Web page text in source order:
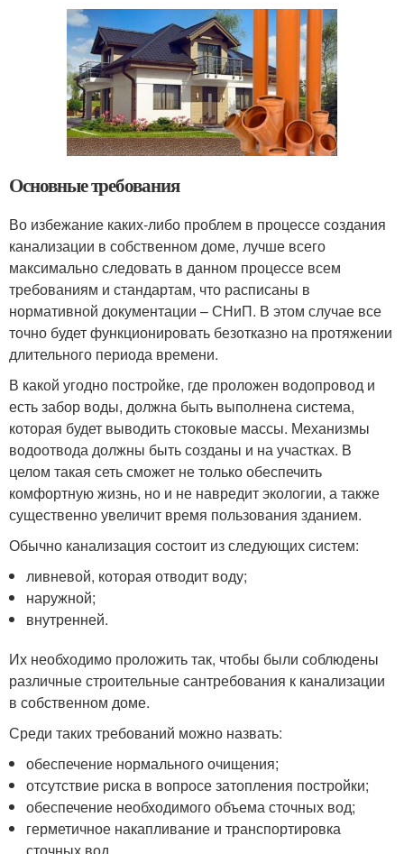
Основные требования
Во избежание каких-либо проблем в процессе создания
канализации в собственном доме, лучше всего
максимально следовать в данном процессе всем
требованиям и стандартам, что расписаны в
нормативной документации – СНиП. В этом случае все
точно будет функционировать безотказно на протяжении
длительного периода времени.
В какой угодно постройке, где проложен водопровод и
есть забор воды, должна быть выполнена система,
которая будет выводить стоковые массы. Механизмы
водоотвода должны быть созданы и на участках. В
целом такая сеть сможет не только обеспечить
комфортную жизнь, но и не навредит экологии, а также
существенно увеличит время пользования зданием.
Обычно канализация состоит из следующих систем:
ливневой, которая отводит воду;
наружной;
внутренней.
Их необходимо проложить так, чтобы были соблюдены
различные строительные сантребования к канализации
в собственном доме.
Среди таких требований можно назвать:
обеспечение нормального очищения;
отсутствие риска в вопросе затопления постройки;
обеспечение необходимого объема сточных вод;
герметичное накапливание и транспортировка
сточных вод.